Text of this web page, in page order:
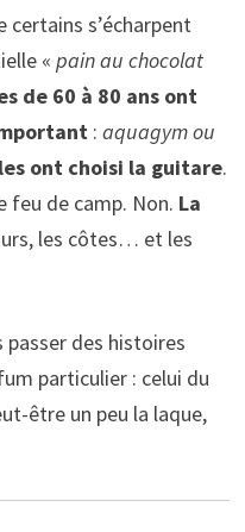
certains s’écharpent
« pain au chocolat
de 60 à 80 ans ont
: aquagym ou
ont choisi la guitare.
feu de camp. Non. La
les côtes… et les
passer des histoires
particulier : celui du
être un peu la laque,